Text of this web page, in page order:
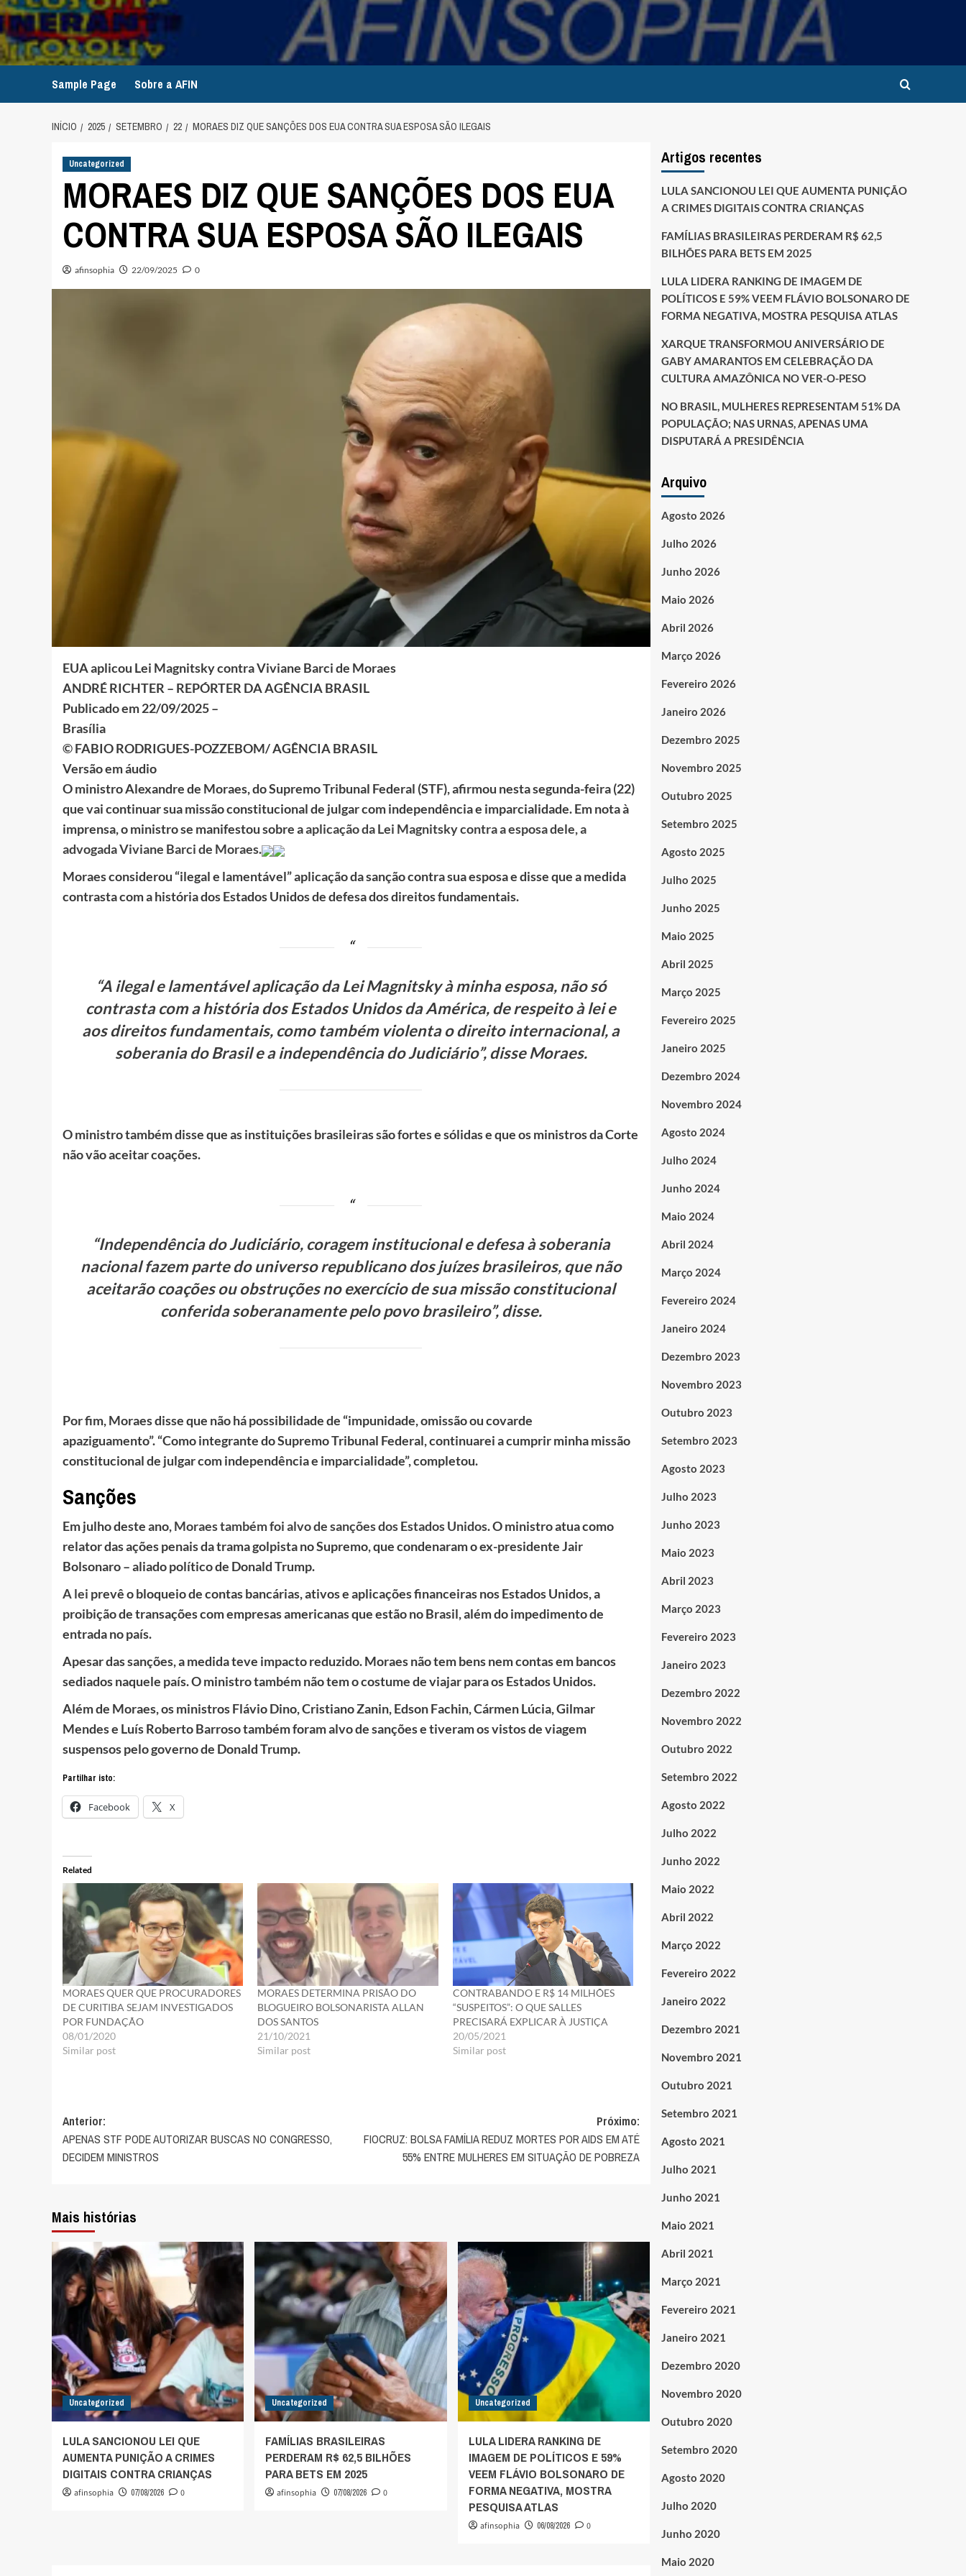
Avançar
para
o
conteúdo
Sample Page Sobre a AFIN
INÍCIO 2025 SETEMBRO 22 MORAES DIZ QUE SANÇÕES DOS EUA CONTRA SUA ESPOSA SÃO ILEGAIS
Uncategorized
MORAES DIZ QUE SANÇÕES DOS EUA
CONTRA SUA ESPOSA SÃO ILEGAIS
afinsophia 22/09/2025 0
EUA aplicou Lei Magnitsky contra Viviane Barci de Moraes
ANDRÉ RICHTER – REPÓRTER DA AGÊNCIA BRASIL
Publicado em 22/09/2025 –
Brasília
© FABIO RODRIGUES-POZZEBOM/ AGÊNCIA BRASIL
Versão em áudio
O ministro Alexandre de Moraes, do Supremo Tribunal Federal (STF), afirmou nesta segunda-feira (22)
que vai continuar sua missão constitucional de julgar com independência e imparcialidade. Em nota à
imprensa, o ministro se manifestou sobre aaplicação da Lei Magnitsky contra a esposa dele, a
advogada Viviane Barci de Moraes.
Moraes considerou “ilegal e lamentável” aplicação da sanção contra sua esposa e disse que a medida
contrasta com a história dos Estados Unidos de defesa dos direitos fundamentais.
“A ilegal e lamentável aplicação da Lei Magnitsky à minha esposa, não só
contrasta com a história dos Estados Unidos da América, de respeito à lei e
aos direitos fundamentais, como também violenta o direito internacional, a
soberania do Brasil e a independência do Judiciário”, disse Moraes.
O ministro também disse que as instituições brasileiras são fortes e sólidas e que os ministros da Corte
não vão aceitar coações.
“Independência do Judiciário, coragem institucional e defesa à soberania
nacional fazem parte do universo republicano dos juízes brasileiros, que não
aceitarão coações ou obstruções no exercício de sua missão constitucional
conferida soberanamente pelo povo brasileiro”, disse.
Por fim, Moraes disse que não há possibilidade de “impunidade, omissão ou covarde
apaziguamento”. “Como integrante do Supremo Tribunal Federal, continuarei a cumprir minha missão
constitucional de julgar com independência e imparcialidade”, completou.
Sanções
Em julho deste ano,Moraes também foi alvo de sanções dos Estados Unidos. O ministro atua como
relator das ações penais da trama golpista no Supremo, que condenaram o ex-presidente Jair
Bolsonaro – aliado político de Donald Trump.
A lei prevê o bloqueio de contas bancárias, ativos e aplicações financeiras nos Estados Unidos, a
proibição de transações com empresas americanas que estão no Brasil, além do impedimento de
entrada no país.
Apesar das sanções, a medida teve impacto reduzido. Moraes não tem bens nem contas em bancos
sediados naquele país. O ministro também não tem o costume de viajar para os Estados Unidos.
Além de Moraes, os ministros Flávio Dino, Cristiano Zanin, Edson Fachin, Cármen Lúcia, Gilmar
Mendes e Luís Roberto Barroso também foram alvo de sanções e tiveram os vistos de viagem
suspensos pelo governo de Donald Trump.
Partilhar isto:
Facebook X
Related
MORAES QUER QUE PROCURADORES
DE CURITIBA SEJAM INVESTIGADOS
POR FUNDAÇÃO
08/01/2020
Similar post
MORAES DETERMINA PRISÃO DO
BLOGUEIRO BOLSONARISTA ALLAN
DOS SANTOS
21/10/2021
Similar post
CONTRABANDO E R$ 14 MILHÕES
“SUSPEITOS”: O QUE SALLES
PRECISARÁ EXPLICAR À JUSTIÇA
20/05/2021
Similar post
Navegação
de
artigos
Anterior:
APENAS STF PODE AUTORIZAR BUSCAS NO CONGRESSO,
DECIDEM MINISTROS
Próximo:
FIOCRUZ: BOLSA FAMÍLIA REDUZ MORTES POR AIDS EM ATÉ
55% ENTRE MULHERES EM SITUAÇÃO DE POBREZA
Mais histórias
Uncategorized
LULA SANCIONOU LEI QUE
AUMENTA PUNIÇÃO A CRIMES
DIGITAIS CONTRA CRIANÇAS
afinsophia 07/08/2026 0
Uncategorized
FAMÍLIAS BRASILEIRAS
PERDERAM R$ 62,5 BILHÕES
PARA BETS EM 2025
afinsophia 07/08/2026 0
Uncategorized
LULA LIDERA RANKING DE
IMAGEM DE POLÍTICOS E 59%
VEEM FLÁVIO BOLSONARO DE
FORMA NEGATIVA, MOSTRA
PESQUISA ATLAS
afinsophia 06/08/2026 0
Artigos recentes
LULA SANCIONOU LEI QUE AUMENTA PUNIÇÃO
A CRIMES DIGITAIS CONTRA CRIANÇAS
FAMÍLIAS BRASILEIRAS PERDERAM R$ 62,5
BILHÕES PARA BETS EM 2025
LULA LIDERA RANKING DE IMAGEM DE
POLÍTICOS E 59% VEEM FLÁVIO BOLSONARO DE
FORMA NEGATIVA, MOSTRA PESQUISA ATLAS
XARQUE TRANSFORMOU ANIVERSÁRIO DE
GABY AMARANTOS EM CELEBRAÇÃO DA
CULTURA AMAZÔNICA NO VER-O-PESO
NO BRASIL, MULHERES REPRESENTAM 51% DA
POPULAÇÃO; NAS URNAS, APENAS UMA
DISPUTARÁ A PRESIDÊNCIA
Arquivo
Agosto 2026
Julho 2026
Junho 2026
Maio 2026
Abril 2026
Março 2026
Fevereiro 2026
Janeiro 2026
Dezembro 2025
Novembro 2025
Outubro 2025
Setembro 2025
Agosto 2025
Julho 2025
Junho 2025
Maio 2025
Abril 2025
Março 2025
Fevereiro 2025
Janeiro 2025
Dezembro 2024
Novembro 2024
Agosto 2024
Julho 2024
Junho 2024
Maio 2024
Abril 2024
Março 2024
Fevereiro 2024
Janeiro 2024
Dezembro 2023
Novembro 2023
Outubro 2023
Setembro 2023
Agosto 2023
Julho 2023
Junho 2023
Maio 2023
Abril 2023
Março 2023
Fevereiro 2023
Janeiro 2023
Dezembro 2022
Novembro 2022
Outubro 2022
Setembro 2022
Agosto 2022
Julho 2022
Junho 2022
Maio 2022
Abril 2022
Março 2022
Fevereiro 2022
Janeiro 2022
Dezembro 2021
Novembro 2021
Outubro 2021
Setembro 2021
Agosto 2021
Julho 2021
Junho 2021
Maio 2021
Abril 2021
Março 2021
Fevereiro 2021
Janeiro 2021
Dezembro 2020
Novembro 2020
Outubro 2020
Setembro 2020
Agosto 2020
Julho 2020
Junho 2020
Maio 2020